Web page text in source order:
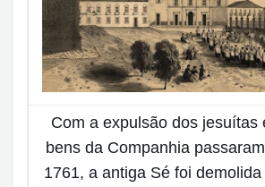
Com a expulsão dos jesuítas
bens da Companhia
1761, a antiga Sé foi